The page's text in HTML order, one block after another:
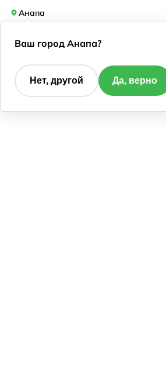
Анапа
Ваш город Анапа?
Нет, другой Да, верно